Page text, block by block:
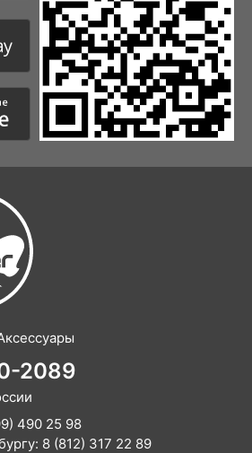
2089
490 25 98
8 (812) 317 22 89